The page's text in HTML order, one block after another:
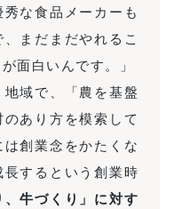
な食品メーカーも
まだまだやれるこ
面白いんです。」
域で、「農を基盤
あり方を模索して
創業念をかたくな
するという創業時
、牛づくり」に対す